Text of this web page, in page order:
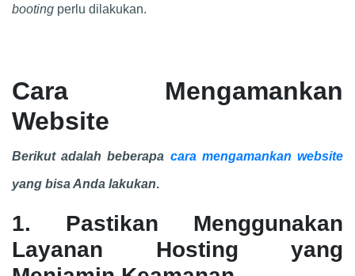
booting perlu dilakukan.
Cara Mengamankan
Website
Berikut adalah beberapa cara mengamankan website
yang bisa Anda lakukan.
1. Pastikan Menggunakan
Layanan Hosting yang